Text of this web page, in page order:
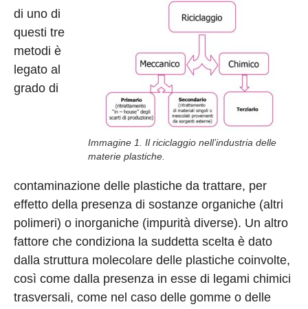
Immagine 1. Il riciclaggio nell’industria delle
materie plastiche.
di uno di
questi tre
metodi è
legato al
grado di
contaminazione delle plastiche da trattare, per
effetto della presenza di sostanze organiche (altri
polimeri) o inorganiche (impurità diverse). Un altro
fattore che condiziona la suddetta scelta è dato
dalla struttura molecolare delle plastiche coinvolte,
così come dalla presenza in esse di legami chimici
trasversali, come nel caso delle gomme o delle